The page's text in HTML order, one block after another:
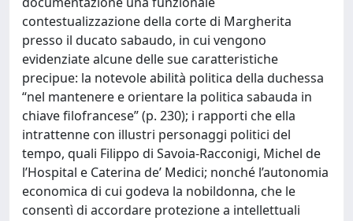
contestualizzazione della corte di Margherita
presso il ducato sabaudo, in cui vengono
evidenziate alcune delle sue caratteristiche
precipue: la notevole abilità politica della duchessa
“nel mantenere e orientare la politica sabauda in
chiave filofrancese” (p. 230); i rapporti che ella
intrattenne con illustri personaggi politici del
tempo, quali Filippo di Savoia-Racconigi, Michel de
l’Hospital e Caterina de’ Medici; nonché l’autonomia
economica di cui godeva la nobildonna, che le
consentì di accordare protezione a intellettuali